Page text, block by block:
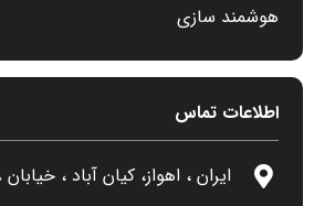
هوشمند سازی
اطلاعات تماس
ایران ، اهواز، کیان آباد ، خیابان 28 شرقی ، پلاک 12